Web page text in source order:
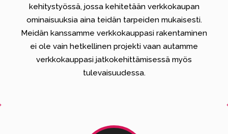
kehitystyössä, jossa kehitetään verkkokaupan
ominaisuuksia aina teidän tarpeiden mukaisesti.
Meidän kanssamme verkkokauppasi rakentaminen
ei ole vain hetkellinen projekti vaan autamme
verkkokauppasi jatkokehittämisessä myös
tulevaisuudessa.